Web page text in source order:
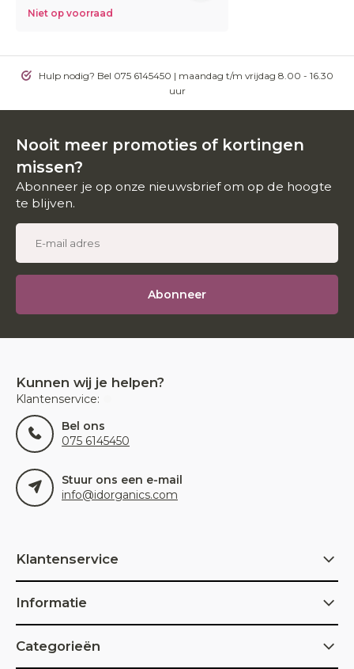
Niet op voorraad
Hulp nodig? Bel 075 6145450 | maandag t/m vrijdag 8.00 - 16.30
uur
Nooit meer promoties of kortingen
missen?
Abonneer je op onze nieuwsbrief om op de hoogte
te blijven.
Abonneer
Kunnen wij je helpen?
Klantenservice:
Bel ons
075 6145450
Stuur ons een e-mail
info@idorganics.com
Klantenservice
Informatie
Categorieën